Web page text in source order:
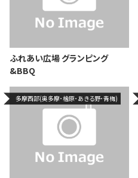
ふれあい広場 グランピング
&BBQ
多摩西部(奥多摩･檜原･あきる野･青梅)